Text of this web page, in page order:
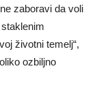
zaboravi da voli
životni temelj“,
ozbiljno